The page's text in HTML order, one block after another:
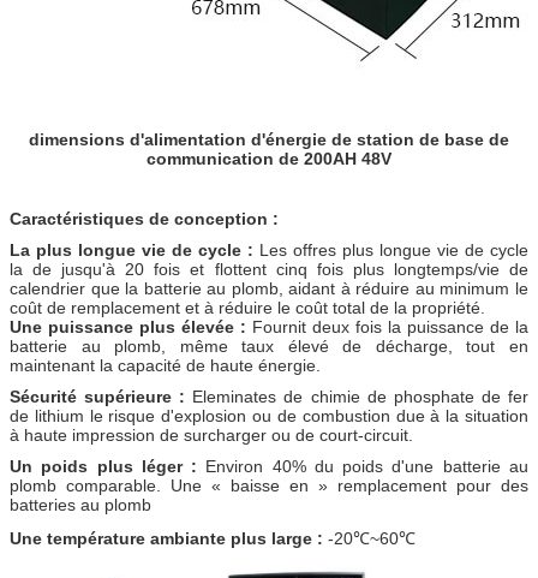
dimensions d'alimentation d'énergie de station de base de
communication de 200AH 48V
Caractéristiques de conception :
La plus longue vie de cycle : Les offres plus longue vie de cycle
la de jusqu'à 20 fois et flottent cinq fois plus longtemps/vie de
calendrier que la batterie au plomb, aidant à réduire au minimum le
coût de remplacement et à réduire le coût total de la propriété.
Une puissance plus élevée : Fournit deux fois la puissance de la
batterie au plomb, même taux élevé de décharge, tout en
maintenant la capacité de haute énergie.
Sécurité supérieure : Eleminates de chimie de phosphate de fer
de lithium le risque d'explosion ou de combustion due à la situation
à haute impression de surcharger ou de court-circuit.
Un poids plus léger : Environ 40% du poids d'une batterie au
plomb comparable. Une « baisse en » remplacement pour des
batteries au plomb
Une température ambiante plus large : -20℃~60℃